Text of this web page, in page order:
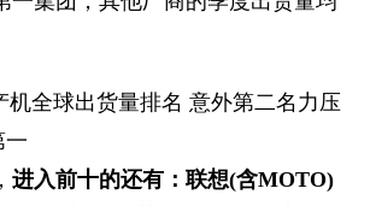
进入前十的还有：联想(含MOTO)